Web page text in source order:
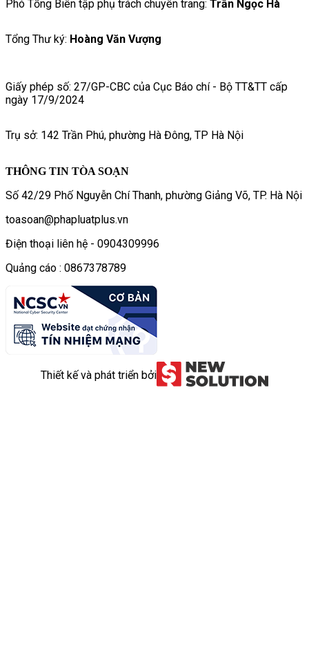
Phó Tổng Biên tập phụ trách chuyên trang: Trần Ngọc Hà
Tổng Thư ký: Hoàng Văn Vượng
Giấy phép số: 27/GP-CBC của Cục Báo chí - Bộ TT&TT cấp
ngày 17/9/2024
Trụ sở: 142 Trần Phú, phường Hà Đông, TP Hà Nội
THÔNG TIN TÒA SOẠN
Số 42/29 Phố Nguyễn Chí Thanh, phường Giảng Võ, TP. Hà Nội
toasoan@phapluatplus.vn
Điện thoại liên hệ - 0904309996
Quảng cáo : 0867378789
Thiết kế và phát triển bởi